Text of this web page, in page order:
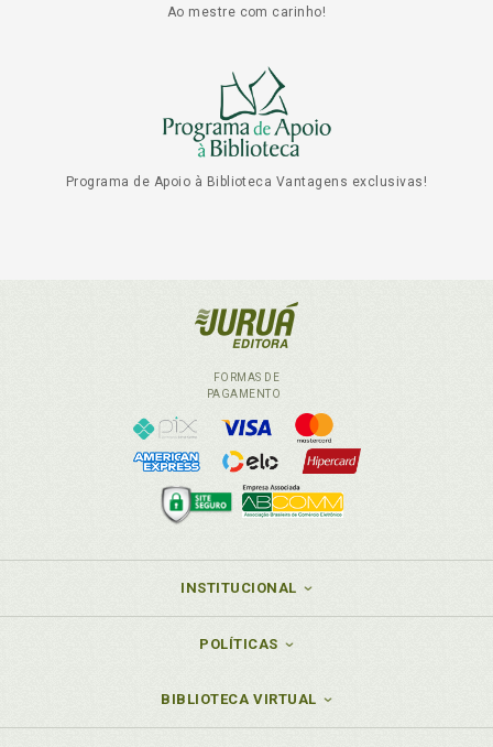
Ao mestre com carinho!
Programa de Apoio à Biblioteca Vantagens exclusivas!
FORMAS DE
PAGAMENTO
INSTITUCIONAL
POLÍTICAS
BIBLIOTECA VIRTUAL